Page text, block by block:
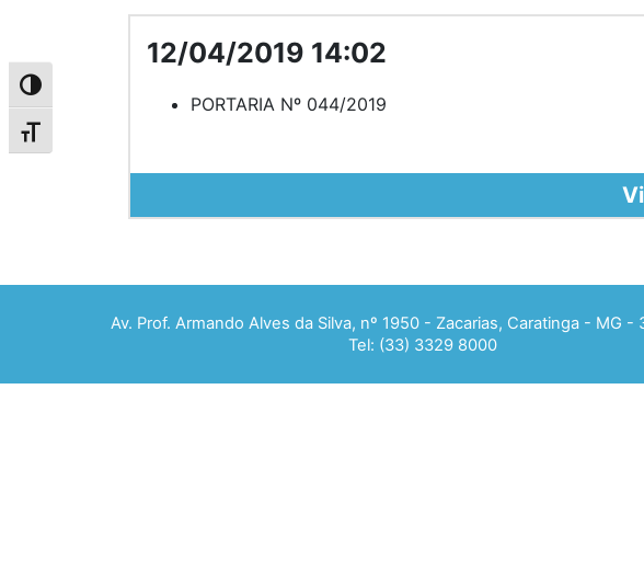
Alternar alto contraste
Alternar tamanho da fonte
12/04/2019 14:02
PORTARIA Nº 044/2019
Av. Prof. Armando Alves da Silva, nº 1950 - Zacarias, Caratinga - MG
Tel: (33) 3329 8000